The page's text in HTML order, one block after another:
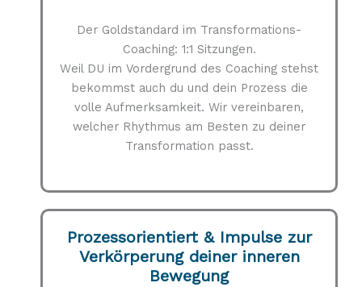
Der Goldstandard im Transformations-
Coaching: 1:1 Sitzungen.
Weil DU im Vordergrund des Coaching stehst
bekommst auch du und dein Prozess die
volle Aufmerksamkeit. Wir vereinbaren,
welcher Rhythmus am Besten zu deiner
Transformation passt.
Prozessorientiert & Impulse zur
Verkörperung deiner inneren
Bewegung